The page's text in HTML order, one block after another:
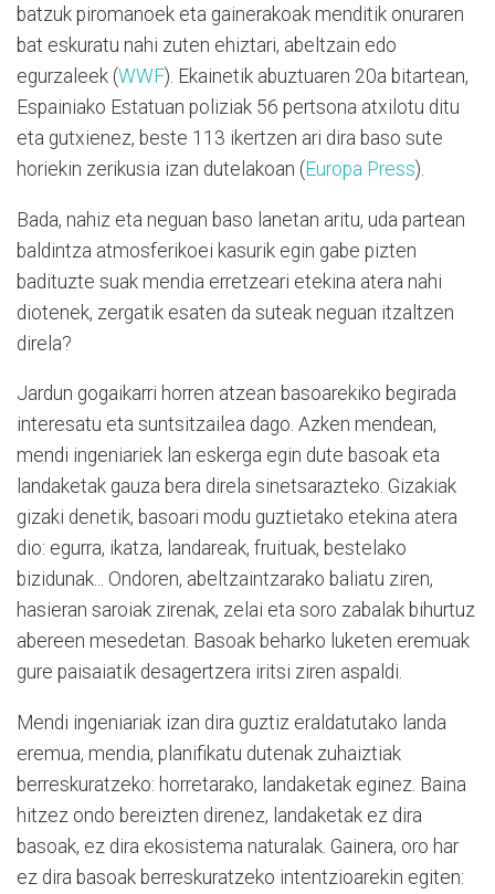
batzuk piromanoek eta gainerakoak menditik onuraren
bat eskuratu nahi zuten ehiztari, abeltzain edo
egurzaleek (WWF). Ekainetik abuztuaren 20a bitartean,
Espainiako Estatuan poliziak 56 pertsona atxilotu ditu
eta gutxienez, beste 113 ikertzen ari dira baso sute
horiekin zerikusia izan dutelakoan (Europa Press).
Bada, nahiz eta neguan baso lanetan aritu, uda partean
baldintza atmosferikoei kasurik egin gabe pizten
badituzte suak mendia erretzeari etekina atera nahi
diotenek, zergatik esaten da suteak neguan itzaltzen
direla?
Jardun gogaikarri horren atzean basoarekiko begirada
interesatu eta suntsitzailea dago. Azken mendean,
mendi ingeniariek lan eskerga egin dute basoak eta
landaketak gauza bera direla sinetsarazteko. Gizakiak
gizaki denetik, basoari modu guztietako etekina atera
dio: egurra, ikatza, landareak, fruituak, bestelako
bizidunak... Ondoren, abeltzaintzarako baliatu ziren,
hasieran saroiak zirenak, zelai eta soro zabalak bihurtuz
abereen mesedetan. Basoak beharko luketen eremuak
gure paisaiatik desagertzera iritsi ziren aspaldi.
Mendi ingeniariak izan dira guztiz eraldatutako landa
eremua, mendia, planifikatu dutenak zuhaiztiak
berreskuratzeko: horretarako, landaketak eginez. Baina
hitzez ondo bereizten direnez, landaketak ez dira
basoak, ez dira ekosistema naturalak. Gainera, oro har
ez dira basoak berreskuratzeko intentzioarekin egiten: